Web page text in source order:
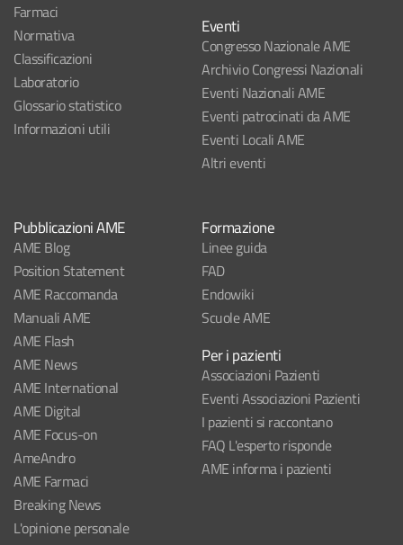
Farmaci
Normativa
Classificazioni
Laboratorio
Glossario statistico
Informazioni utili
Eventi
Congresso Nazionale AME
Archivio Congressi Nazionali
Eventi Nazionali AME
Eventi patrocinati da AME
Eventi Locali AME
Altri eventi
Pubblicazioni AME
AME Blog
Position Statement
AME Raccomanda
Manuali AME
AME Flash
AME News
AME International
AME Digital
AME Focus-on
AmeAndro
AME Farmaci
Breaking News
L'opinione personale
Formazione
Linee guida
FAD
Endowiki
Scuole AME
Per i pazienti
Associazioni Pazienti
Eventi Associazioni Pazienti
I pazienti si raccontano
FAQ L'esperto risponde
AME informa i pazienti